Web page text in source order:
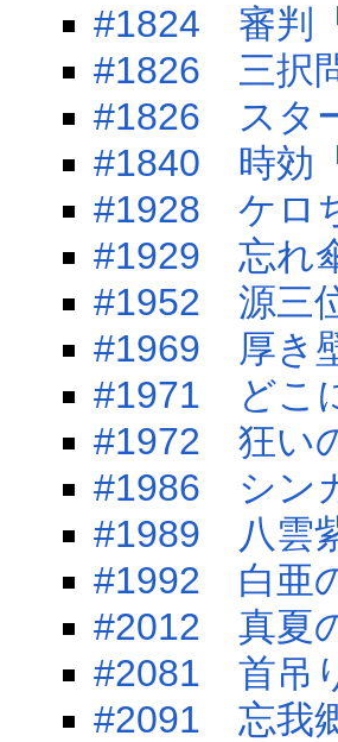
#1824 審判
#1826 三択
#1826 スタ
#1840 時効
#1928 ケロ
#1929 忘れ
#1952 源三
#1969 厚き
#1971 どこ
#1972 狂い
#1986 シン
#1989 八雲
#1992 白亜
#2012 真夏
#2081 首吊
#2091 忘我